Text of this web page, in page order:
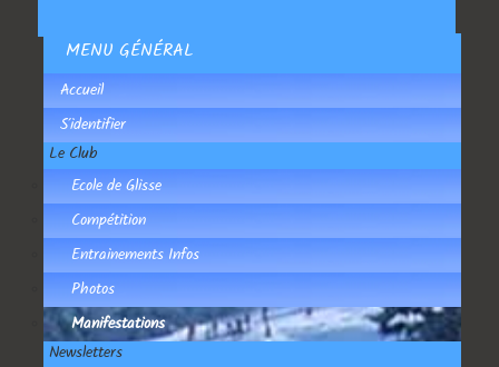
MENU GÉNÉRAL
Accueil
S'identifier
Le Club
Ecole de Glisse
Compétition
Entrainements Infos
Photos
Manifestations
Newsletters